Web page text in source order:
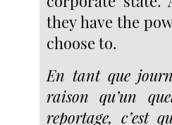
they have the
choose to.
En tant que
raison qu’un
reportage, c’est